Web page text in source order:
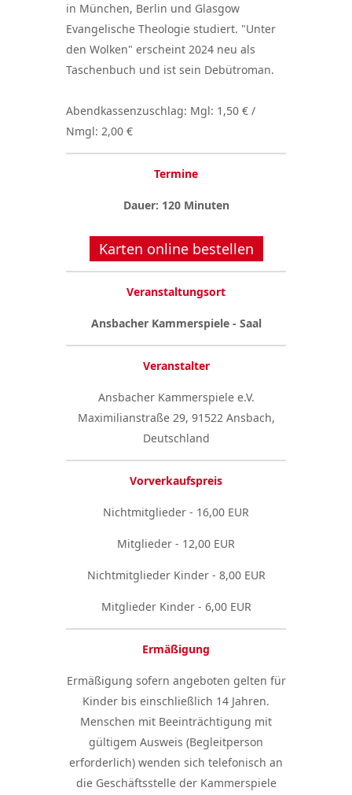
in München, Berlin und Glasgow
Evangelische Theologie studiert. "Unter
den Wolken" erscheint 2024 neu als
Taschenbuch und ist sein Debütroman.
Abendkassenzuschlag: Mgl: 1,50 € /
Nmgl: 2,00 €
Termine
Dauer: 120 Minuten
Karten online bestellen
Veranstaltungsort
Ansbacher Kammerspiele - Saal
Veranstalter
Ansbacher Kammerspiele e.V.
Maximilianstraße 29, 91522 Ansbach,
Deutschland
Vorverkaufspreis
Nichtmitglieder - 16,00 EUR
Mitglieder - 12,00 EUR
Nichtmitglieder Kinder - 8,00 EUR
Mitglieder Kinder - 6,00 EUR
Ermäßigung
Ermäßigung sofern angeboten gelten für
Kinder bis einschließlich 14 Jahren.
Menschen mit Beeinträchtigung mit
gültigem Ausweis (Begleitperson
erforderlich) wenden sich telefonisch an
die Geschäftsstelle der Kammerspiele